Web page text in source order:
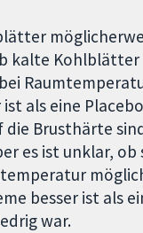
kalte
als eine
die Brusthärte
es ist unklar, ob
besser ist als
war.